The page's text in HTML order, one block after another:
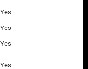
Yes
Yes
Yes
Yes